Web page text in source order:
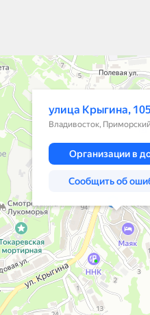
— Яндекс Карты